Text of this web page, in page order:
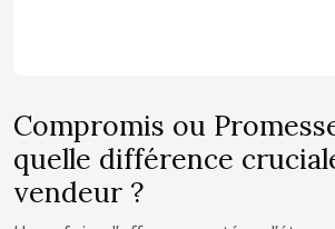
Compromis ou
quelle différence
vendeur ?